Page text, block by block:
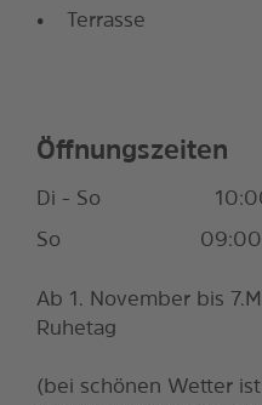
Terrasse
Öffnungszeiten
Di - So
So
Ab 1. November bis
Ruhetag
(bei schönen Wetter